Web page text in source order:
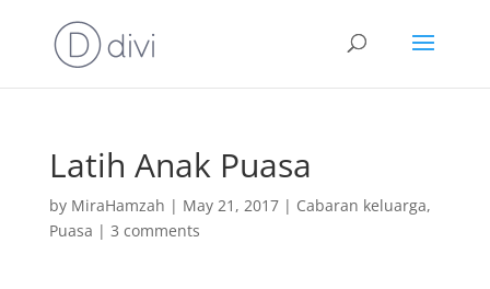
Latih Anak Puasa
by MiraHamzah | May 21, 2017| Cabaran keluarga,
Puasa | 3 comments